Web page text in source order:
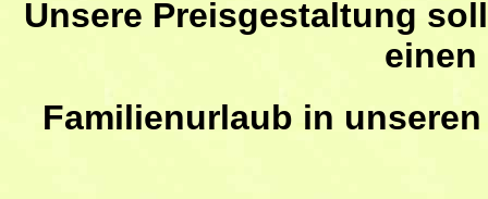
Unsere Preisgestaltung
einen
Familienurlaub in